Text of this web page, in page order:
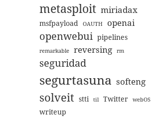
metasploit miriadax
msfpayload OAUTH openai
openwebui pipelines
remarkable reversing rm
seguridad
segurtasuna softeng
solveit stti til Twitter webOS
writeup